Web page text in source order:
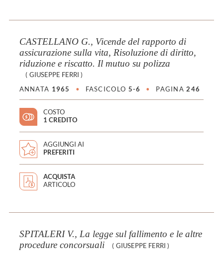
CASTELLANO G., Vicende del rapporto di
assicurazione sulla vita, Risoluzione di diritto,
riduzione e riscatto. Il mutuo su polizza
( GIUSEPPE FERRI )
ANNATA 1965 • FASCICOLO 5-6 • PAGINA246
COSTO
1 CREDITO
AGGIUNGI AI
PREFERITI
ACQUISTA
ARTICOLO
SPITALERI V., La legge sul fallimento e le altre
procedure concorsuali
( GIUSEPPE FERRI )